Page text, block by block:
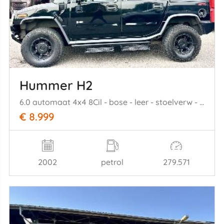
Hummer H2
6.0 automaat 4x4 8Cil - bose - leer - stoelverw - led - clima - privacy glass - trekh - licht + regensensor
€ 8.999
2002 petrol 279.571